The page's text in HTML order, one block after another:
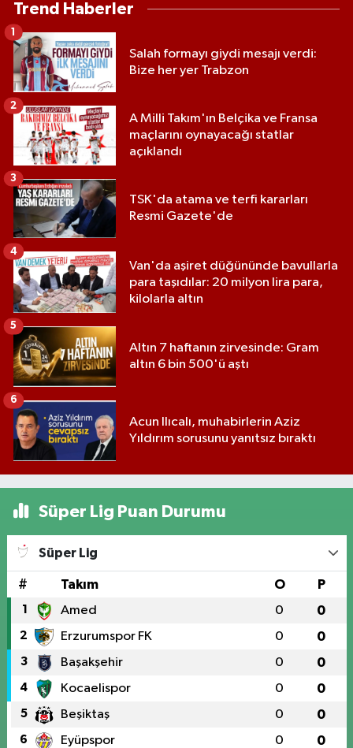
Trend Haberler
Salah formayı giydi mesajı verdi:
Bize her yer Trabzon
1
A Milli Takım'ın Belçika ve Fransa
maçlarını oynayacağı statlar
açıklandı
2
TSK'da atama ve terfi kararları
Resmi Gazete'de
3
Van'da aşiret düğününde bavullarla
para taşıdılar: 20 milyon lira para,
kilolarla altın
4
Altın 7 haftanın zirvesinde: Gram
altın 6 bin 500'ü aştı
5
Acun Ilıcalı, muhabirlerin Aziz
Yıldırım sorusunu yanıtsız bıraktı
6
Süper Lig Puan Durumu
Süper Lig
# Takım O P
1 Amed 0 0
2 Erzurumspor FK 0 0
3 Başakşehir 0 0
4 Kocaelispor 0 0
5 Beşiktaş 0 0
6 Eyüpspor 0 0